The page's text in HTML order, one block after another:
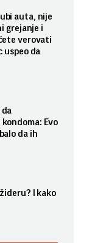
auta, nije
grejanje i
verovati
uspeo da
da
Evo
da ih
I kako